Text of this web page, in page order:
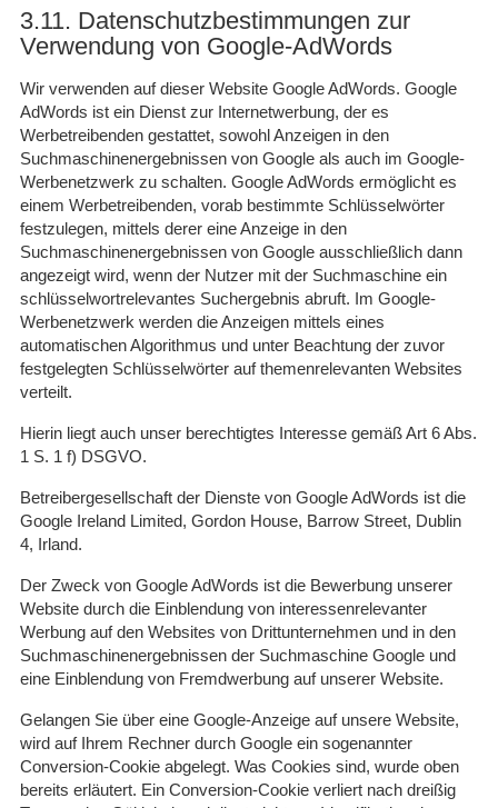
3.11. Datenschutzbestimmungen zur
Verwendung von Google-AdWords
Wir verwenden auf dieser Website Google AdWords. Google
AdWords ist ein Dienst zur Internetwerbung, der es
Werbetreibenden gestattet, sowohl Anzeigen in den
Suchmaschinenergebnissen von Google als auch im Google-
Werbenetzwerk zu schalten. Google AdWords ermöglicht es
einem Werbetreibenden, vorab bestimmte Schlüsselwörter
festzulegen, mittels derer eine Anzeige in den
Suchmaschinenergebnissen von Google ausschließlich dann
angezeigt wird, wenn der Nutzer mit der Suchmaschine ein
schlüsselwortrelevantes Suchergebnis abruft. Im Google-
Werbenetzwerk werden die Anzeigen mittels eines
automatischen Algorithmus und unter Beachtung der zuvor
festgelegten Schlüsselwörter auf themenrelevanten Websites
verteilt.
Hierin liegt auch unser berechtigtes Interesse gemäß Art 6 Abs.
1 S. 1 f) DSGVO.
Betreibergesellschaft der Dienste von Google AdWords ist die
Google Ireland Limited, Gordon House, Barrow Street, Dublin
4, Irland.
Der Zweck von Google AdWords ist die Bewerbung unserer
Website durch die Einblendung von interessenrelevanter
Werbung auf den Websites von Drittunternehmen und in den
Suchmaschinenergebnissen der Suchmaschine Google und
eine Einblendung von Fremdwerbung auf unserer Website.
Gelangen Sie über eine Google-Anzeige auf unsere Website,
wird auf Ihrem Rechner durch Google ein sogenannter
Conversion-Cookie abgelegt. Was Cookies sind, wurde oben
bereits erläutert. Ein Conversion-Cookie verliert nach dreißig